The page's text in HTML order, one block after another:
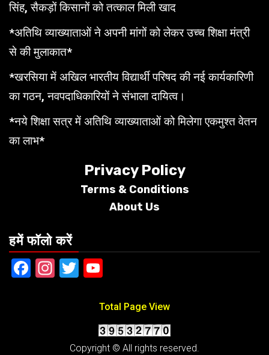
सिंह, सैकड़ों किसानों को तत्काल मिली खाद
*अतिथि व्याख्याताओं ने अपनी मांगों को लेकर उच्च शिक्षा मंत्री
से की मुलाकात*
*खरसिया में अखिल भारतीय विद्यार्थी परिषद की नई कार्यकारिणी
का गठन, नवपदाधिकारियों ने संभाला दायित्व।
*नये शिक्षा सत्र में अतिथि व्याख्याताओं को मिलेगा एकमुश्त वेतन
का लाभ*
Privacy Policy
Terms & Conditions
About Us
हमें फॉलो करें
Facebook
Instagram
Twitter
Total Page View
Copyright © All rights reserved.